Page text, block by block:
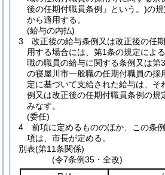
後の任期付職員条例」という。)の
から適用する。
(給与の内払)
3
改正後の給与条例又は改正後の任
用する場合には、第1条の規定によ
職の職員の給与に関する条例又は第
の寝屋川市一般職の任期付職員の採
定に基づいて支給された給与は、そ
例又は改正後の任期付職員条例の規
みなす。
(委任)
4
前項に定めるもののほか、この条
項は、市長が定める。
別表(第11条関係)
(令7条例35・全改)